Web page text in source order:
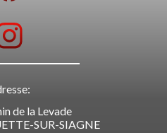
de la Levade
SUR-SIAGNE